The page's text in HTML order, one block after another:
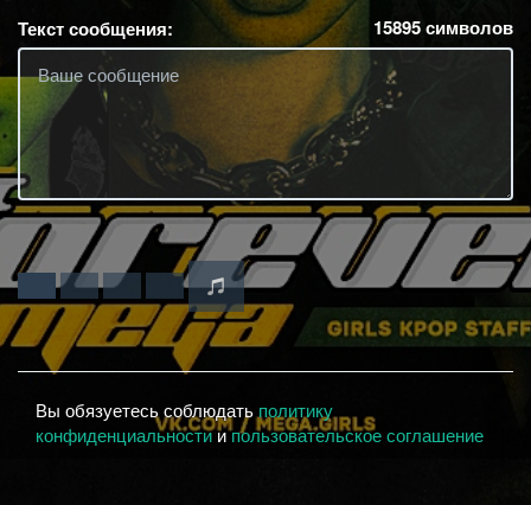
Текст сообщения: 15895символов
Вы обязуетесь соблюдать политику
конфиденциальностиипользовательское соглашение